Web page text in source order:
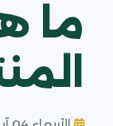
ما